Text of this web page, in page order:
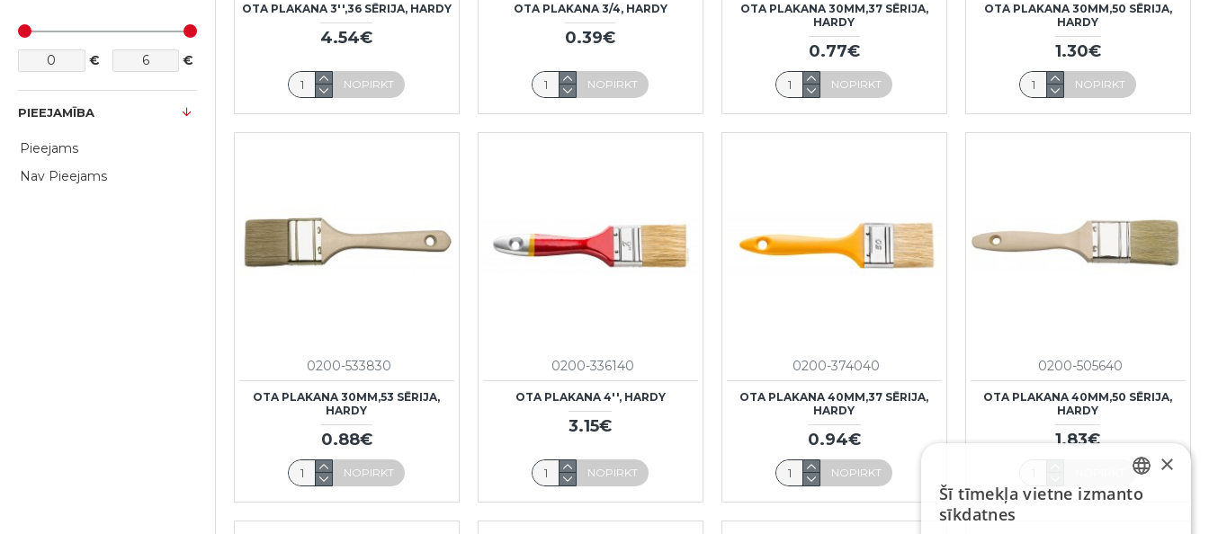
€ €
PIEEJAMĪBA
Pieejams
Nav Pieejams
OTA PLAKANA 3'',36 SĒRIJA, HARDY
4.54€
NOPIRKT
OTA PLAKANA 3/4, HARDY
0.39€
NOPIRKT
OTA PLAKANA 30MM,37 SĒRIJA,
HARDY
0.77€
NOPIRKT
OTA PLAKANA 30MM,50 SĒRIJA,
HARDY
1.30€
NOPIRKT
0200-533830
OTA PLAKANA 30MM,53 SĒRIJA,
HARDY
0.88€
NOPIRKT
0200-336140
OTA PLAKANA 4'', HARDY
3.15€
NOPIRKT
0200-374040
OTA PLAKANA 40MM,37 SĒRIJA,
HARDY
0.94€
NOPIRKT
0200-505640
OTA PLAKANA 40MM,50 SĒRIJA,
HARDY
1.83€
LATVIAN
×
Šī tīmekļa vietne izmanto
sīkdatnes